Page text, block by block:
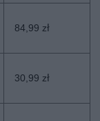
84,99 zł
30,99 zł